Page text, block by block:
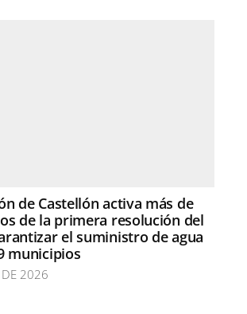
de Castellón activa más de
de la primera resolución del
el suministro de agua
municipios
DE 2026